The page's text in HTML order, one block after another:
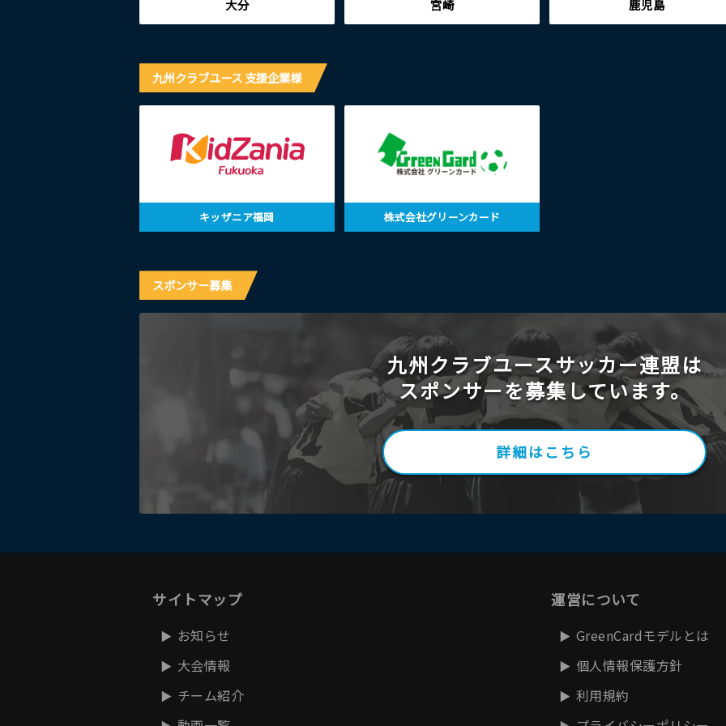
大分 宮崎 鹿児島
九州クラブユース 支援企業様
キッザニア福岡 株式会社グリーンカード
スポンサー募集
九州クラブユースサッカー連盟は
スポンサーを募集しています。
詳細はこちら
サイトマップ
お知らせ
大会情報
チーム紹介
運営について
GreenCardモデルとは
個人情報保護方針
利用規約